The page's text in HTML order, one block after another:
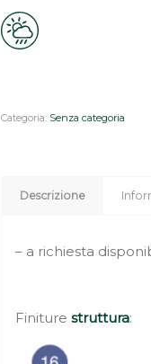
Categoria: Senza categoria
Descrizione
– a richiesta
Finiturestruttura: